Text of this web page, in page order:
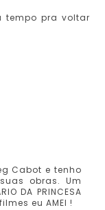
tempo pra voltar
Cabot e tenho
obras. Um
DA PRINCESA
eu AMEI !